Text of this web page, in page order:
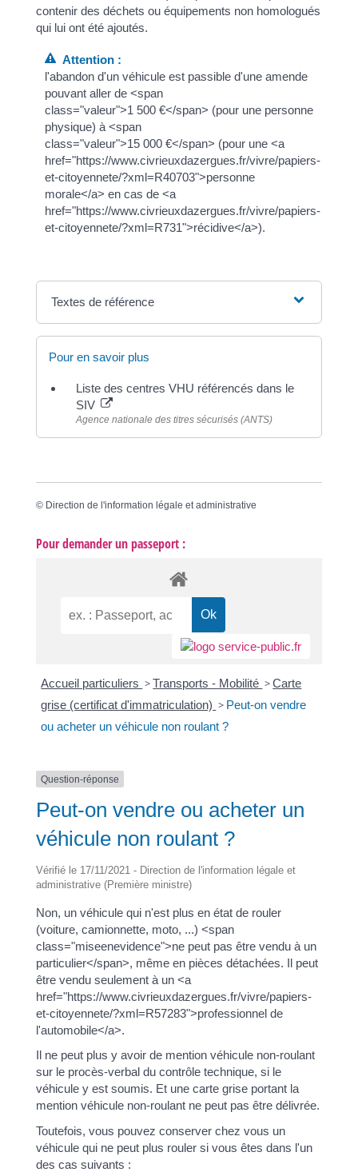
contenir des déchets ou équipements non homologués
qui lui ont été ajoutés.
Attention :
l'abandon d'un véhicule est passible d'une amende
pouvant aller de <span
class="valeur">1 500 €</span> (pour une personne
physique) à <span
class="valeur">15 000 €</span> (pour une <a
href="https://www.civrieuxdazergues.fr/vivre/papiers-
et-citoyennete/?xml=R40703">personne
morale</a> en cas de <a
href="https://www.civrieuxdazergues.fr/vivre/papiers-
et-citoyennete/?xml=R731">récidive</a>).
Textes de référence
Pour en savoir plus
Liste des centres VHU référencés dans le
SIV
Agence nationale des titres sécurisés (ANTS)
© Direction de l'information légale et administrative
Pour demander un passeport :
Accueil particuliers >Transports - Mobilité >Carte
grise (certificat d'immatriculation) > Peut-on vendre
ou acheter un véhicule non roulant ?
Question-réponse
Peut-on vendre ou acheter un
véhicule non roulant ?
Vérifié le 17/11/2021 - Direction de l'information légale et
administrative (Première ministre)
Non, un véhicule qui n'est plus en état de rouler
(voiture, camionnette, moto, ...) <span
class="miseenevidence">ne peut pas être vendu à un
particulier</span>, même en pièces détachées. Il peut
être vendu seulement à un <a
href="https://www.civrieuxdazergues.fr/vivre/papiers-
et-citoyennete/?xml=R57283">professionnel de
l'automobile</a>.
Il ne peut plus y avoir de mention véhicule non-roulant
sur le procès-verbal du contrôle technique, si le
véhicule y est soumis. Et une carte grise portant la
mention véhicule non-roulant ne peut pas être délivrée.
Toutefois, vous pouvez conserver chez vous un
véhicule qui ne peut plus rouler si vous êtes dans l'un
des cas suivants :